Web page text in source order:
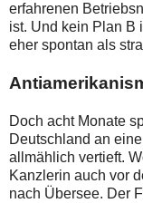
erfahrenen
ist. Und kein Plan B
eher spontan als
Doch acht Monate
Deutschland an
allmählich vertieft.
Kanzlerin auch vor
nach Übersee. Der